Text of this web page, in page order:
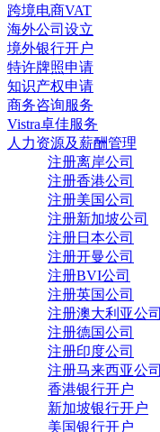
跨境电商VAT
海外公司设立
境外银行开户
特许牌照申请
知识产权申请
商务咨询服务
Vistra卓佳服务
人力资源及薪酬管理
注册离岸公司
注册香港公司
注册美国公司
注册新加坡公司
注册日本公司
注册开曼公司
注册BVI公司
注册英国公司
注册澳大利亚公司
注册德国公司
注册印度公司
注册马来西亚公司
香港银行开户
新加坡银行开户
美国银行开户